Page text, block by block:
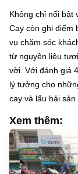
Không chỉ nổi bật
Cay còn ghi điểm
vụ chăm sóc
từ nguyên liệu
vời. Với đánh giá
lý tưởng cho
cay và lẩu hải sản
Xem thêm: